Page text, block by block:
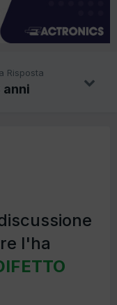
Risposta
anni
l'ha